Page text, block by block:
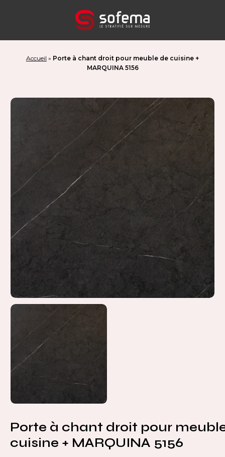
Accueil » Porte à chant droit pour meuble de cuisine +
MARQUINA 5156
Porte à chant droit pour
cuisine + MARQUINA 5156